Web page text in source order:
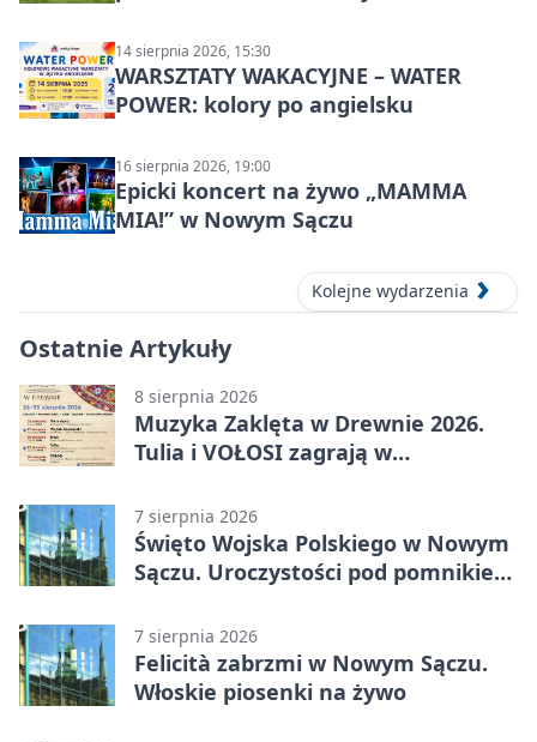
14 sierpnia 2026, 15:30
WARSZTATY WAKACYJNE – WATER
POWER: kolory po angielsku
16 sierpnia 2026, 19:00
Epicki koncert na żywo „MAMMA
MIA!” w Nowym Sączu
Kolejne wydarzenia
Ostatnie Artykuły
8 sierpnia 2026
Muzyka Zaklęta w Drewnie 2026.
Tulia i VOŁOSI zagrają w
7 sierpnia 2026
Święto Wojska Polskiego w Nowym
Sączu. Uroczystości pod pomnikiem
7 sierpnia 2026
Felicità zabrzmi w Nowym Sączu.
Włoskie piosenki na żywo